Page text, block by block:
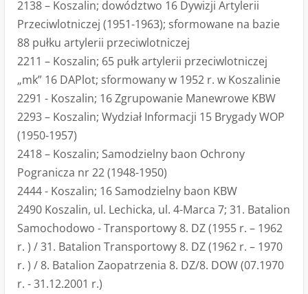
2138 – Koszalin; dowództwo 16 Dywizji Artylerii
Przeciwlotniczej (1951-1963); sformowane na bazie
88 pułku artylerii przeciwlotniczej
2211 – Koszalin; 65 pułk artylerii przeciwlotniczej
„mk” 16 DAPlot; sformowany w 1952 r. w Koszalinie
2291 - Koszalin; 16 Zgrupowanie Manewrowe KBW
2293 – Koszalin; Wydział Informacji 15 Brygady WOP
(1950-1957)
2418 – Koszalin; Samodzielny baon Ochrony
Pogranicza nr 22 (1948-1950)
2444 - Koszalin; 16 Samodzielny baon KBW
2490 Koszalin, ul. Lechicka, ul. 4-Marca 7; 31. Batalion
Samochodowo - Transportowy 8. DZ (1955 r. – 1962
r. ) / 31. Batalion Transportowy 8. DZ (1962 r. – 1970
r. ) / 8. Batalion Zaopatrzenia 8. DZ/8. DOW (07.1970
r. - 31.12.2001 r.)